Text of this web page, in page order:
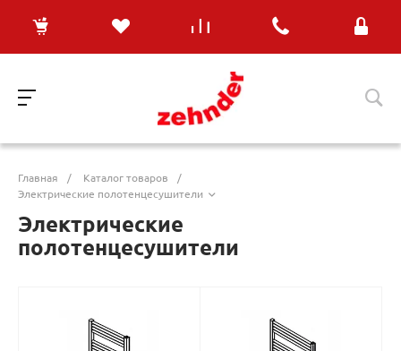
Главная / Каталог товаров
/
Электрические полотенцесушители
Электрические
полотенцесушители